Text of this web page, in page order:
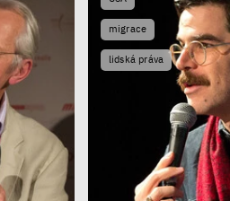
migrace
lidská práva